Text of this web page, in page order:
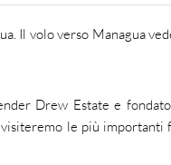
Il volo verso Managua
Drew Estate e
le più importanti